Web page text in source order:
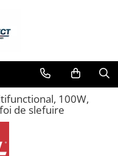
100W,
de slefuire